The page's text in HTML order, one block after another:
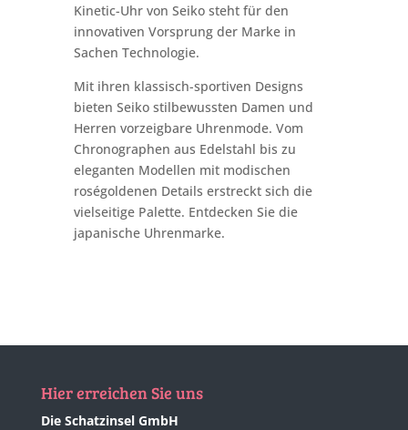
Kinetic-Uhr von Seiko steht für den
innovativen Vorsprung der Marke in
Sachen Technologie.
Mit ihren klassisch-sportiven Designs
bieten Seiko stilbewussten Damen und
Herren vorzeigbare Uhrenmode. Vom
Chronographen aus Edelstahl bis zu
eleganten Modellen mit modischen
roségoldenen Details erstreckt sich die
vielseitige Palette. Entdecken Sie die
japanische Uhrenmarke.
Hier erreichen Sie uns
Die Schatzinsel GmbH